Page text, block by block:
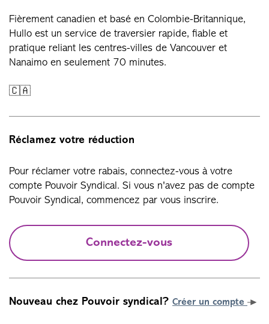
Fièrement canadien et basé en Colombie-Britannique,
Hullo est un service de traversier rapide, fiable et
pratique reliant les centres-villes de Vancouver et
Nanaimo en seulement 70 minutes.
🇨🇦
Réclamez votre réduction
Pour réclamer votre rabais, connectez-vous à votre
compte Pouvoir Syndical. Si vous n'avez pas de compte
Pouvoir Syndical, commencez par vous inscrire.
Connectez-vous
Nouveau chez Pouvoir syndical? Créer un compte